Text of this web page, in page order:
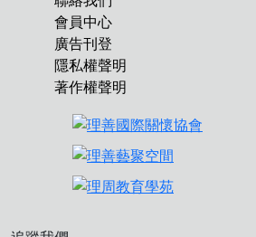
會員中心
廣告刊登
隱私權聲明
著作權聲明